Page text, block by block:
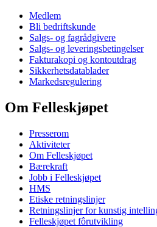
Medlem
Bli bedriftskunde
Salgs- og fagrådgivere
Salgs- og leveringsbetingelser
Fakturakopi og kontoutdrag
Sikkerhetsdatablader
Markedsregulering
Om Felleskjøpet
Presserom
Aktiviteter
Om Felleskjøpet
Bærekraft
Jobb i Felleskjøpet
HMS
Etiske retningslinjer
Retningslinjer for kunstig
Felleskjøpet fôrutvikling